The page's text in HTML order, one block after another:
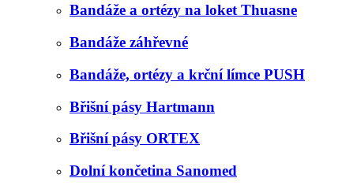
Bandáže a ortézy na loket Thuasne
Bandáže záhřevné
Bandáže, ortézy a krční límce PUSH
Břišní pásy Hartmann
Břišní pásy ORTEX
Dolní končetina Sanomed